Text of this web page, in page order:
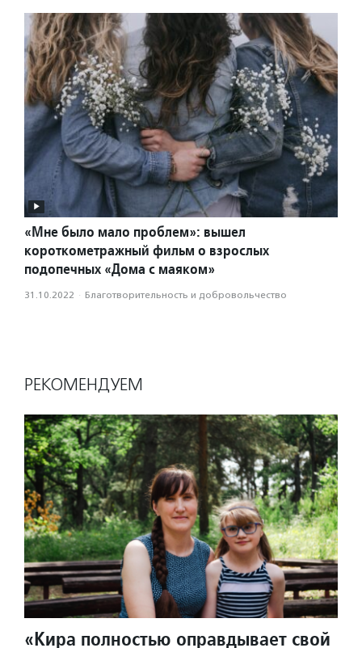
«Мне было мало проблем»: вышел
короткометражный фильм о взрослых
подопечных «Дома с маяком»
31.10.2022 · Благотвори­тель­ность и доброволь­чест­во
РЕКОМЕНДУЕМ
«Кира полностью оправдывает свой